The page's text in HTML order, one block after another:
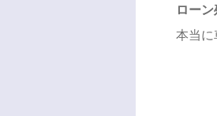
ロー
本当に